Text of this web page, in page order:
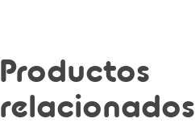
Productos
relacionados